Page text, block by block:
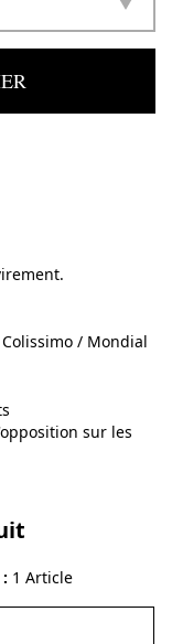
/ Mondial
sur les
1 Article